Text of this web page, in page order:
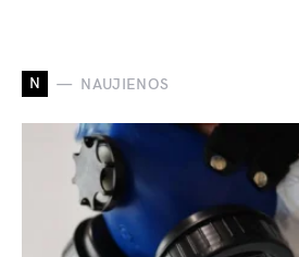
N NAUJIENOS